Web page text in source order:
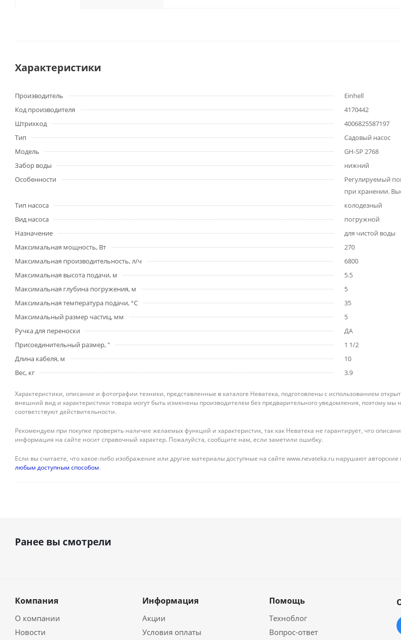
Характеристики
Производитель
Einhell
Код производителя
4170442
Штрихкод
4006825587197
Тип
Садовый насос
Модель
GH-SP 2768
Забор воды
нижний
Особенности
Регулируемый
при хранении.
Тип насоса
колодезный
Вид насоса
погружной
Назначение
для чистой воды
Максимальная мощность, Вт
270
Максимальная производительность, л/ч
6800
Максимальная высота подачи, м
5.5
Максимальная глубина погружения, м
5
Максимальная температура подачи, °С
35
Максимальный размер частиц, мм
5
Ручка для переноски
ДА
Присоединительный размер, "
1 1/2
Длина кабеля, м
10
Вес, кг
3.9
Характеристики, описание и фотографии техники, представленные в каталоге Неватека, подготовлены с использованием
внешний вид и характеристики товара могут быть изменены производителем без предварительного уведомления, поэтому
соответствуют действительности.
Рекомендуем при покупке проверять наличие желаемых функций и характеристик, так как Неватека не гарантирует, что
информация на сайте носит справочный характер. Пожалуйста, сообщите нам, если заметили ошибку.
Если вы считаете, что какое-либо изображение или другие материалы доступные на сайте www.nevateka.ru нарушают
любым доступным способом.
Ранее вы смотрели
Компания
О компании
Новости
Информация
Акции
Условия оплаты
Помощь
Техноблог
Вопрос-ответ